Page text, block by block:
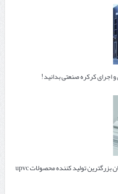
اجرای کرکره صنعتی بدانید!
معرفی مجتمع فناور پلاستیک سپاهان بزرگترین تولید کننده محصولات upvc